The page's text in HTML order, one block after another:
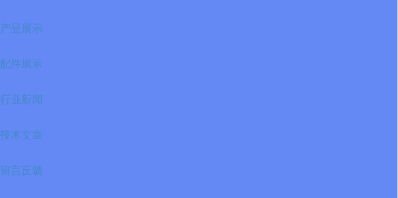
产品展示
配件展示
行业新闻
技术文章
留言反馈